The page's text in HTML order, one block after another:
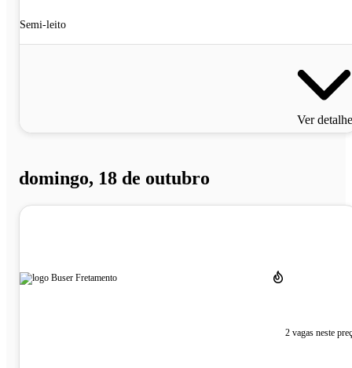
Semi-leito
Ver
domingo, 18 de outubro
2 vagas neste